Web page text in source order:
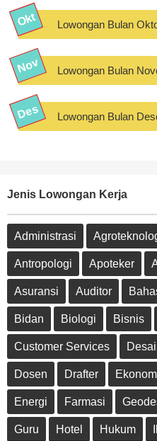
Lowongan Bulan
Lowongan Bulan
Lowongan Bulan
Jenis Lowongan Kerja
Administrasi
Antropologi Apoteker
Asuransi Auditor
Bidan Biologi Bisnis
Customer Services
Dosen Drafter
Energi Farmasi
Guru Hotel Hukum